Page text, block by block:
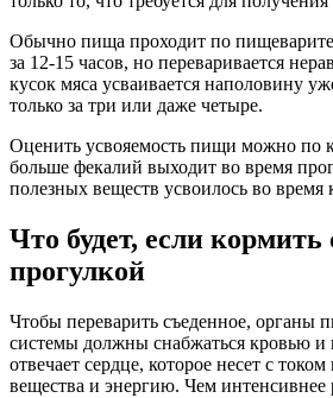
Обычно пища проходит по
за 12-15 часов, но переваривается
кусок мяса усваивается наполовину
только за три или даже четыре.
Оценить усвояемость пищи можно по
больше фекалий выходит во время
полезных веществ усвоилось во время
Что будет, если кормить
прогулкой
Чтобы переварить съеденное, органы
системы должны снабжаться кровью и
отвечает сердце, которое несет с
вещества и энергию. Чем интенсивнее